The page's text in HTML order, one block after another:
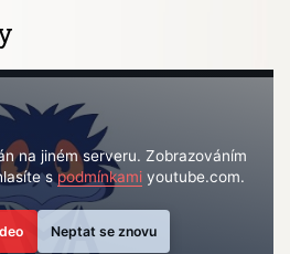
na jiném serveru. Zobrazováním
spodmínkamiyoutube.com.
Neptat se znovu